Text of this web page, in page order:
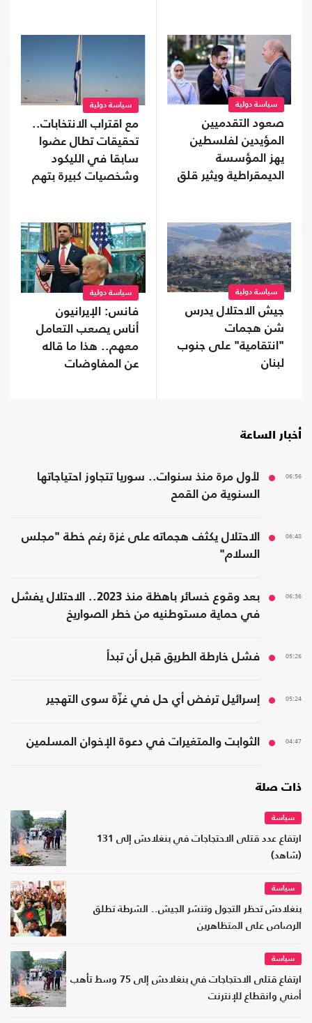
سياسة دولية
صعود التقدميين
المؤيدين لفلسطين
يهز المؤسسة
الديمقراطية ويثير قلق
سياسة دولية
مع اقتراب الانتخابات..
تحقيقات تطال عضوا
سابقا في الليكود
وشخصيات كبيرة بتهم
سياسة دولية
جيش الاحتلال يدرس
شن هجمات
"انتقامية" على جنوب
لبنان
سياسة دولية
فانس: الإيرانيون
أناس يصعب التعامل
معهم.. هذا ما قاله
عن المفاوضات
أخبار الساعة
06:56
لأول مرة منذ سنوات.. سوريا تتجاوز احتياجاتها
السنوية من القمح
06:48
الاحتلال يكثف هجماته على غزة رغم خطة "مجلس
السلام"
06:36
بعد وقوع خسائر باهظة منذ 2023.. الاحتلال يفشل
في حماية مستوطنيه من خطر الصواريخ
05:26 فشل خارطة الطريق قبل أن تبدأ
05:24 إسرائيل ترفض أي حل في غزّة سوى التهجير
04:47 الثوابت والمتغيرات في دعوة الإخوان المسلمين
ذات صلة
سياسة
ارتفاع عدد قتلى الاحتجاجات في بنغلادش إلى 131
(شاهد)
سياسة
بنغلادش تحظر التجول وتنشر الجيش.. الشرطة تطلق
الرصاص على المتظاهرين
سياسة
ارتفاع قتلى الاحتجاجات في بنغلادش إلى 75 وسط تأهب
أمني وانقطاع للإنترنت